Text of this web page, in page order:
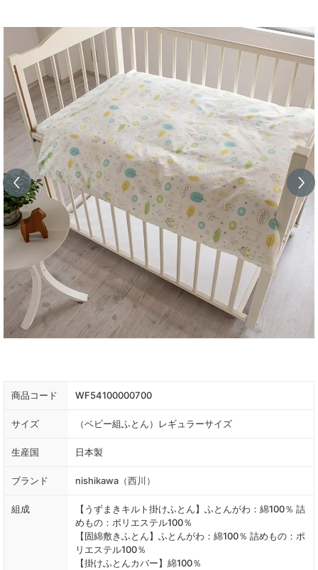
商品コード WF54100000700
サイズ （ベビー組ふとん）レギュラーサイズ
生産国 日本製
ブランド nishikawa（西川）
組成
【うずまきキルト掛けふとん】ふとんがわ：綿100％ 詰
めもの：ポリエステル100％
【固綿敷きふとん】ふとんがわ：綿100％ 詰めもの：ポ
リエステル100％
【掛けふとんカバー】綿100％